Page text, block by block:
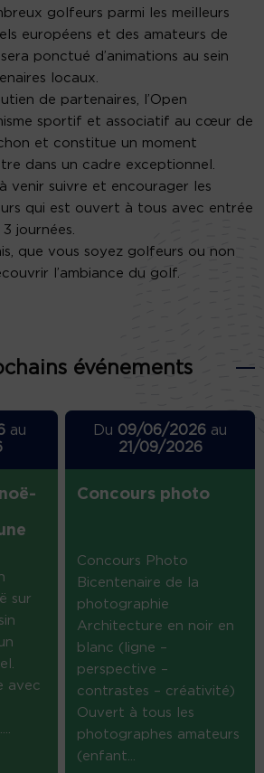
golfeurs parmi les meilleurs
européens et des amateurs de
ponctué d’animations au sein
locaux.
de partenaires, l’Open
sportif et associatif au cœur de
et constitue un moment
dans un cadre exceptionnel.
venir suivre et encourager les
qui est ouvert à tous avec entrée
journées.
que vous soyez golfeurs ou non
l’ambiance du golf.
événements
au
sur
avec
Du 09/06/2026 au
21/09/2026
Concours photo
Concours Photo
Bicentenaire de la
photographie
Architecture en noir en
blanc (ligne –
perspective –
contrastes – créativité)
Ouvert à tous les
photographes amateurs
(enfant...